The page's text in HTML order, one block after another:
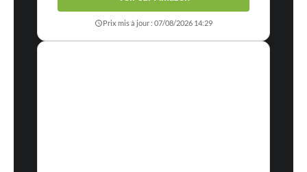
Prix mis à jour : 07/08/2026 14:29